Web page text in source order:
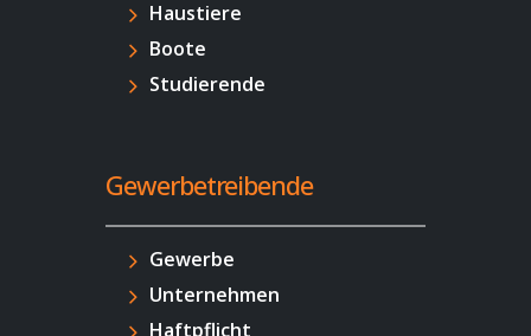
Haustiere
Boote
Studierende
Gewerbetreibende
Gewerbe
Unternehmen
Haftpflicht